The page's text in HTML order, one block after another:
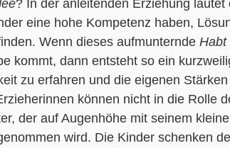
? In der anleitenden Erziehung
eine hohe Kompetenz haben,
Wenn dieses aufmunternde Habt
kommt, dann entsteht so ein
zu erfahren und die eigenen
können nicht in die Rolle
der auf Augenhöhe mit seinem
wird. Die Kinder schenken